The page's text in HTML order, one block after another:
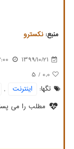
منبع:نكسترو
1399/10/21
0.0
/ 5
تگها:
اینترنت ,
مطلب را می